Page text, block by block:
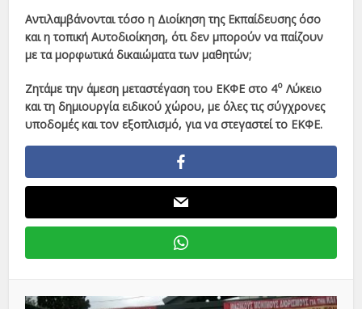
Αντιλαμβάνονται τόσο η Διοίκηση της Εκπαίδευσης όσο
και η τοπική Αυτοδιοίκηση, ότι δεν μπορούν να παίζουν
με τα μορφωτικά δικαιώματα των μαθητών;
Ζητάμε την άμεση μεταστέγαση του ΕΚΦΕ στο 4ο Λύκειο
καιτη δημιουργία ειδικού χώρου, με όλες τις σύγχρονες
υποδομές και τον εξοπλισμό, για να στεγαστεί το ΕΚΦΕ.